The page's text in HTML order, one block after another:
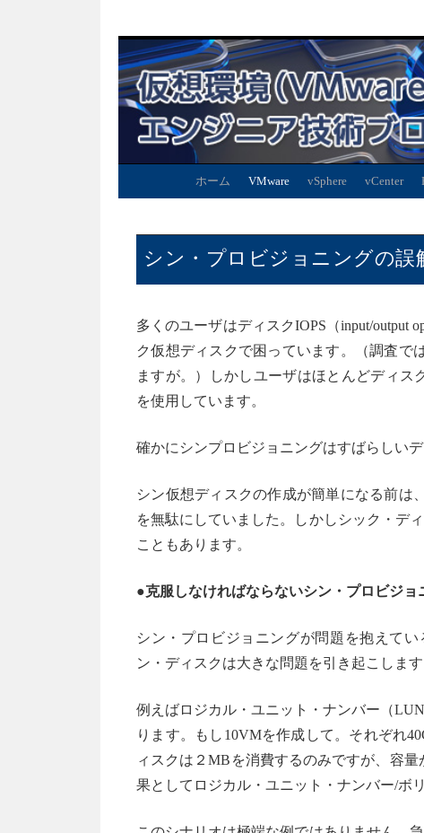
ホーム VMware vSphere vCenter
シン・プロビジョニングの誤
多くのユーザはディスクIOPS（input/output
ク仮想ディスクで困っています。（調査で
ますが。）しかしユーザはほとんどディス
を使用しています。
確かにシンプロビジョニングはすばらしい
シン仮想ディスクの作成が簡単になる前は
を無駄にしていました。しかしシック・デ
こともあります。
●克服しなければならないシン・プロビジョ
シン・プロビジョニングが問題を抱えて
ン・ディスクは大きな問題を引き起こします
例えばロジカル・ユニット・ナンバー（
ります。もし10VMを作成して。それぞれ
ィスクは２MBを消費するのみですが、容
果としてロジカル・ユニット・ナンバー/ボ